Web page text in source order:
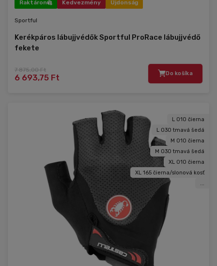
Raktáron Kedvezmény Újdonság
Sportful
Kerékpáros lábujjvédők Sportful ProRace lábujjvédő
fekete
7 875,00 Ft
6 693,75 Ft Do košíka
L 010 čierna
L 030 tmavá šedá
M 010 čierna
M 030 tmavá šedá
XL 010 čierna
XL 165 čierna/slonová kosť
...